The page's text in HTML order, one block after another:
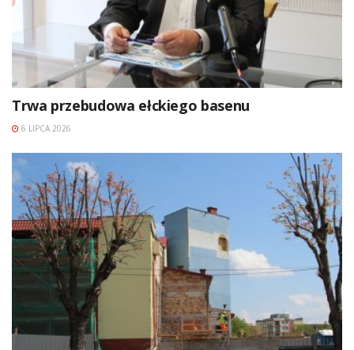
Trwa przebudowa ełckiego basenu
6 LIPCA 2026